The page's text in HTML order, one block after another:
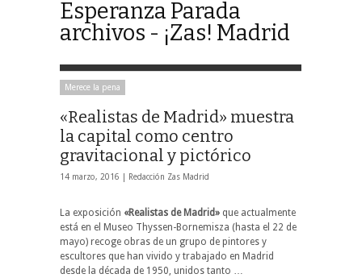
Esperanza Parada
archivos - ¡Zas! Madrid
Merece la pena
«Realistas de Madrid» muestra
la capital como centro
gravitacional y pictórico
14 marzo, 2016 | Redacción Zas Madrid
La exposición «Realistas de Madrid» que actualmente
está en el Museo Thyssen-Bornemisza (hasta el 22 de
mayo) recoge obras de un grupo de pintores y
escultores que han vivido y trabajado en Madrid
desde la década de 1950, unidos tanto …